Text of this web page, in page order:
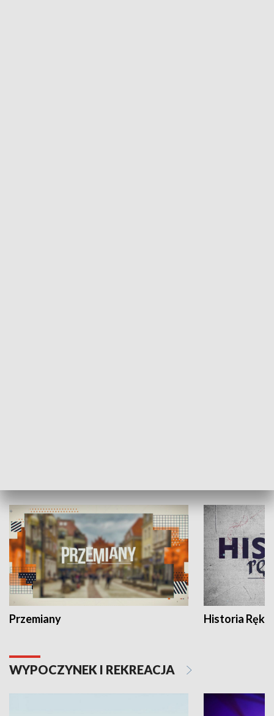
Przemiany Historia Ręką
WYPOCZYNEK I REKREACJA